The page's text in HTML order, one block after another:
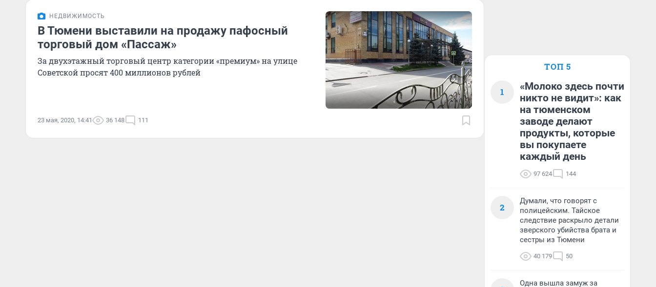
НЕДВИЖИМОСТЬ
В Тюмени выставили на продажу пафосный
торговый дом «Пассаж»
За двухэтажный торговый центр категории «премиум» на улице
Советской просят 400 миллионов рублей
23 мая, 2020, 14:41 36 148 111
ТОП 5
1
«Молоко здесь почти
никто не видит»: как
на тюменском
заводе делают
продукты, которые
вы покупаете
каждый день
97 624 144
2
Думали, что говорят с
полицейским. Тайское
следствие раскрыло детали
зверского убийства брата и
сестры из Тюмени
40 179 50
Одна вышла замуж за